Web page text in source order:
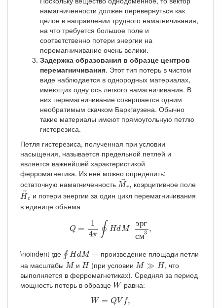
намагниченности должен перевернуться как
целое в направлении трудного намагничивания,
на что требуется большое поле и
соответственно потери энергии на
перемагничивание очень велики.
Задержка образования в образце центров
перемагничивания. Этот тип потерь в чистом
виде наблюдается в однородных материалах,
имеющих одну ось легкого намагничивания. В
них перемагничивание совершается одним
необратимым скачком Баркгаузена. Обычно
такие материалы имеют прямоугольную петлю
гистерезиса.
Петля гистерезиса, полученная при условии
насыщения, называется предельной петлей и
является важнейшей характеристикой
ферромагнетика. Из неё можно определить:
остаточную намагниченность
→
Mr,
M→r,
коэрцитивное поле
→
Hc
H→c
и потери энергии за один цикл перемагничивания
в единице объема
Q =
1
4π ∮ HdM
эрг
см3 ,
π Hd
\noindent где ∮ HdM
∮HdM — произведение площади петли
на масштабы M
MиH
H (при условииM ≫ H
M≫H
, что
выполняется в ферромагнетиках). Cредняя за период
мощность потерь в образце W
Wравна:
W = QV f,
W= QVf,